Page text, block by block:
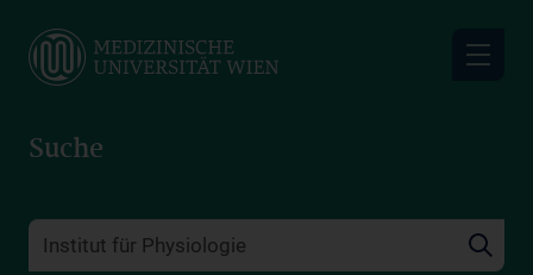
main
Suche